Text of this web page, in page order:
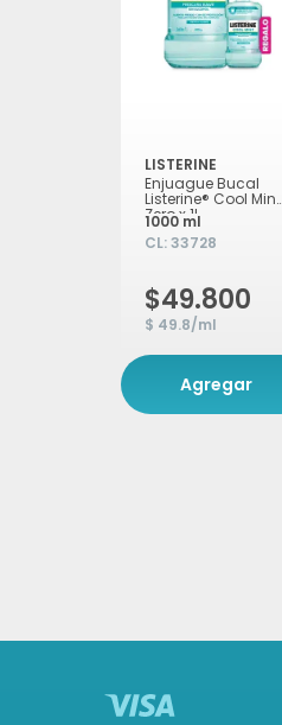
LISTERINE
Enjuague Bucal
Listerine® Cool Mint
Zero x 1L
1000 ml
CL:33728
$49.800
$ 49.8/ml
Agregar